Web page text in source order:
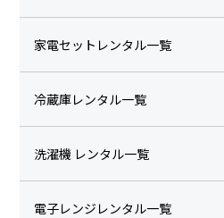
家電セットレンタル一覧
冷蔵庫レンタル一覧
洗濯機 レンタル一覧
電子レンジレンタル一覧